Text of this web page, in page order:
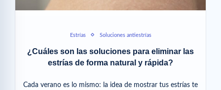
Estrías Soluciones antiestrías
¿Cuáles son las soluciones para eliminar las
estrías de forma natural y rápida?
Cada verano es lo mismo: la idea de mostrar tus estrías te